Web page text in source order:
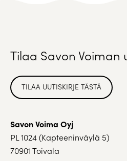
Tilaa Savon Voiman
TILAA UUTISKIRJE TÄSTÄ
Savon Voima Oyj
PL 1024 (Kapteeninväylä 5)
70901 Toivala